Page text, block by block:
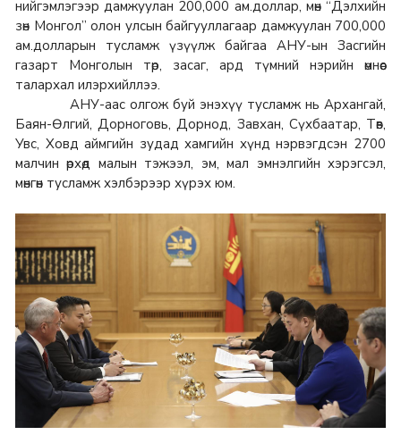
нийгэмлэгээр дамжуулан 200,000 ам.доллар, мөн “Дэлхийн
зөн Монгол” олон улсын байгууллагаар дамжуулан 700,000
ам.долларын тусламж үзүүлж байгаа АНУ-ын Засгийн
газарт Монголын төр, засаг, ард түмний нэрийн өмнөөс
талархал илэрхийллээ.
АНУ-аас олгож буй энэхүү тусламж нь Архангай,
Баян-Өлгий, Дорноговь, Дорнод, Завхан, Сүхбаатар, Төв,
Увс, Ховд аймгийн зудад хамгийн хүнд нэрвэгдсэн 2700
малчин өрхөд малын тэжээл, эм, мал эмнэлгийн хэрэгсэл,
мөнгөн тусламж хэлбэрээр хүрэх юм.